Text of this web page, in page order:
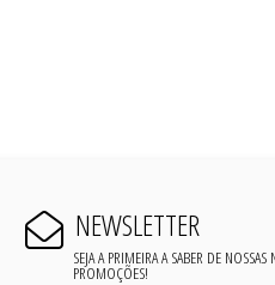
NEWSLETTER
SEJA A PRIMEIRA A SABER DE NOSSAS
PROMOÇÕES!